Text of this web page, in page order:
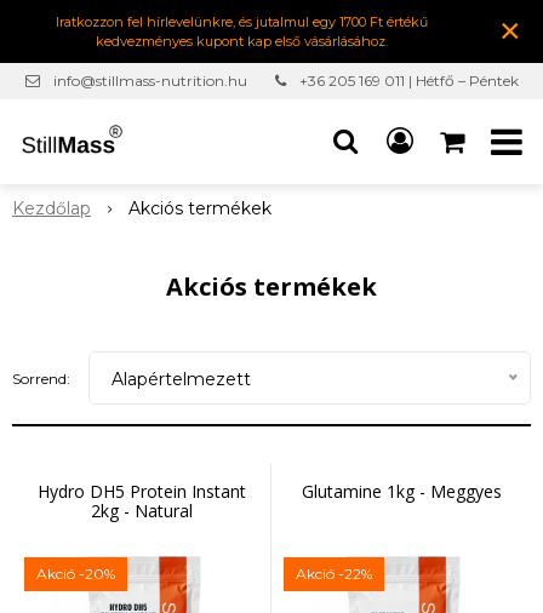
Iratkozzon fel hírlevelünkre, és jutalmul egy 1700 Ft értékű
kedvezményes kupont kap első vásárlásához.
×
info@stillmass-nutrition.hu
+36 205 169 011 | Hétfő – Péntek
Kezdőlap Akciós termékek
Akciós termékek
Sorrend: Alapértelmezett
Hydro DH5 Protein Instant
2kg - Natural
Akció -20%
Glutamine 1kg - Meggyes
Akció -22%